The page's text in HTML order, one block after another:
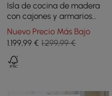
Isla de cocina de madera
con cajones y armarios
blanco 183 cm
Nuevo Precio Más Bajo
1.199,99 € 1.299,99 €